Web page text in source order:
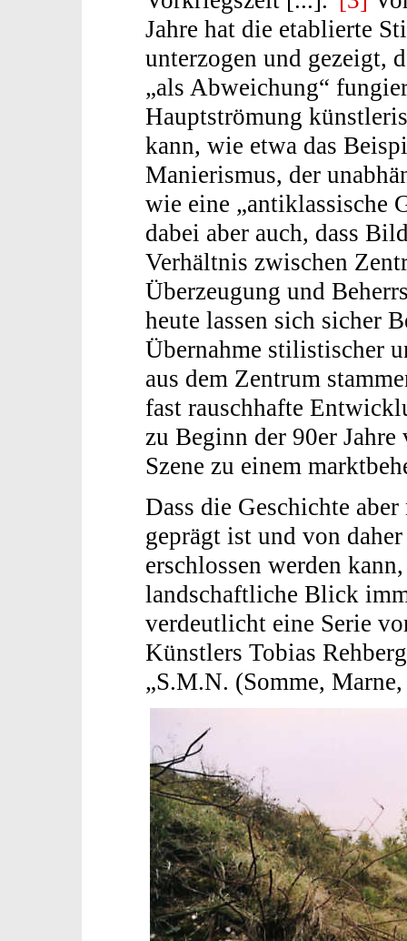
Jahre hat die etablierte
unterzogen und gezeigt,
„als Abweichung“
Hauptströmung
kann, wie etwa das
Manierismus, der
wie eine „antiklassische
dabei aber auch, dass
Verhältnis zwischen
Überzeugung und
heute lassen sich sicher
Übernahme stilistischer
aus dem Zentrum
fast rauschhafte
zu Beginn der 90er
Szene zu einem
Dass die Geschichte
geprägt ist und von
erschlossen werden
landschaftliche Blick
verdeutlicht eine Serie
Künstlers Tobias
„S.M.N. (Somme,